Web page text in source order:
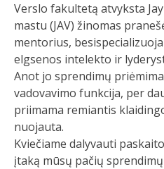
Verslo fakultetą atvyksta
mastu (JAV) žinomas
mentorius,
elgsenos intelekto ir
Anot jo sprendimų
vadovavimo funkcija, per
priimama remiantis
nuojauta.
Kviečiame dalyvauti
įtaką mūsų pačių